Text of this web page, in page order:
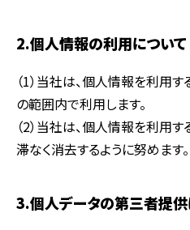
2.個人情報の利用について
（1）当社は、個人情報を利用
の範囲内で利用します。
（2）当社は、個人情報を利用
滞なく消去するように努めます。
3.個人データの第三者提供